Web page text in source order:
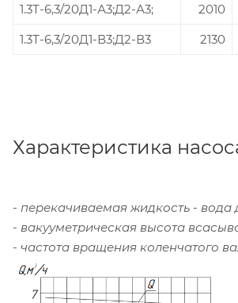
1.3Т-6,3/20Д1-А3;Д2-А3;
2010
1.3Т-6,3/20Д1-В3;Д2-В3
2130
Характеристика
- перекачиваемая жидкость - вода
- вакууметрическая высота
- частота вращения коленчатого